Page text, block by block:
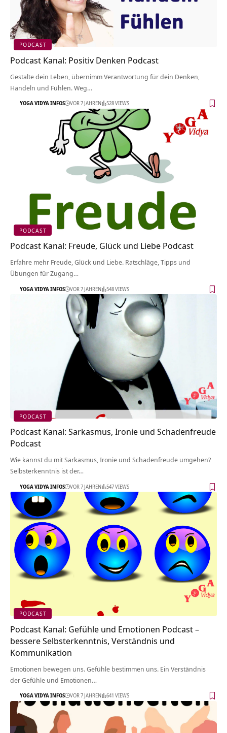
PODCAST
Podcast Kanal: Positiv Denken Podcast
Gestalte dein Leben, übernimm Verantwortung für dein Denken,
Handeln und Fühlen. Weg…
YOGA VIDYA INFOS VOR 7 JAHREN 528 VIEWS
PODCAST
Podcast Kanal: Freude, Glück und Liebe Podcast
Erfahre mehr Freude, Glück und Liebe. Ratschläge, Tipps und
Übungen für Zugang…
YOGA VIDYA INFOS VOR 7 JAHREN 548 VIEWS
PODCAST
Podcast Kanal: Sarkasmus, Ironie und Schadenfreude
Podcast
Wie kannst du mit Sarkasmus, Ironie und Schadenfreude umgehen?
Selbsterkenntnis ist der…
YOGA VIDYA INFOS VOR 7 JAHREN 547 VIEWS
PODCAST
Podcast Kanal: Gefühle und Emotionen Podcast –
bessere Selbsterkenntnis, Verständnis und
Kommunikation
Emotionen bewegen uns. Gefühle bestimmen uns. Ein Verständnis
der Gefühle und Emotionen…
YOGA VIDYA INFOS VOR 7 JAHREN 641 VIEWS